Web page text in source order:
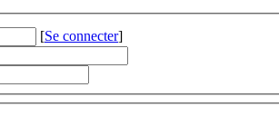
[Se connecter]